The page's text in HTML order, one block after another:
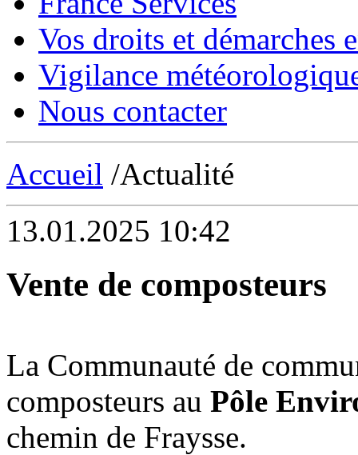
Vos droits et démarches
Vigilance
Nous contacter
Accueil /Actualité
13.01.2025 10:42
Vente de composteurs
La Communauté de
composteurs au Pôle
chemin de Fraysse.